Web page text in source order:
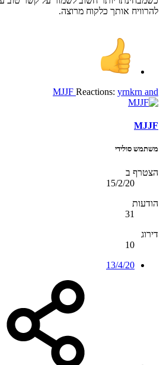
להרוויח אותך כלקוח מרוצה.
Reactions: yrnkrn and
MJJF
MJJF
משתמש סולידי
הצטרף ב
15/2/20
הודעות
31
דירוג
10
13/4/20